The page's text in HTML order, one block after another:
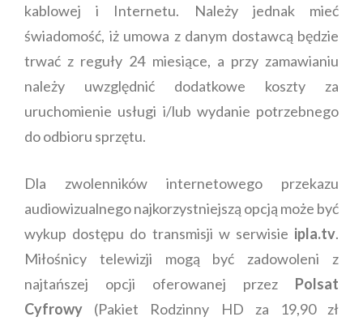
kablowej i Internetu. Należy jednak mieć
świadomość, iż umowa z danym dostawcą będzie
trwać z reguły 24 miesiące, a przy zamawianiu
należy uwzględnić dodatkowe koszty za
uruchomienie usługi i/lub wydanie potrzebnego
do odbioru sprzętu.
Dla zwolenników internetowego przekazu
audiowizualnego najkorzystniejszą opcją może być
wykup dostępu do transmisji w serwisie ipla.tv.
Miłośnicy telewizji mogą być zadowoleni z
najtańszej opcji oferowanej przez Polsat
Cyfrowy (Pakiet Rodzinny HD za 19,90 zł